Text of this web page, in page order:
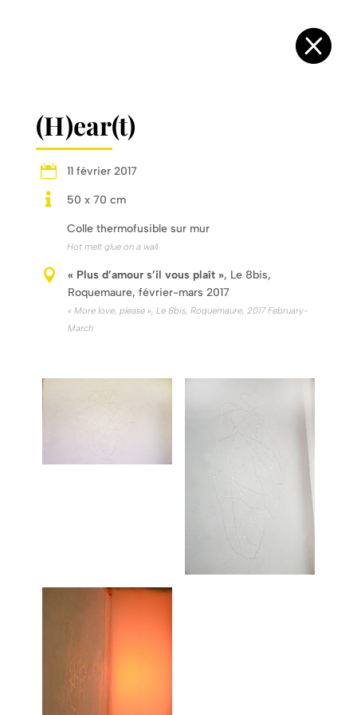

(H)ear(t)
 11 février 2017
 50 x 70 cm
Colle thermofusible sur mur
Hot melt glue on a wall
 « Plus d’amour s’il vous plaît », Le 8bis,
Roquemaure, février-mars 2017
« More love, please », Le 8bis, Roquemaure, 2017 February-
March